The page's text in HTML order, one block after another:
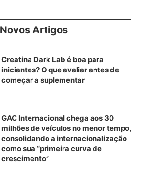
Novos Artigos
Creatina Dark Lab é boa para
iniciantes? O que avaliar antes de
começar a suplementar
GAC Internacional chega aos 30
milhões de veículos no menor tempo,
consolidando a internacionalização
como sua “primeira curva de
crescimento”